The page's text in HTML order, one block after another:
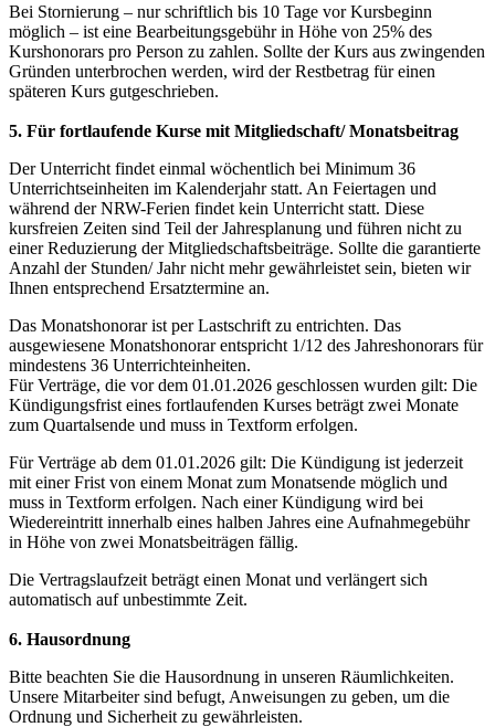
Bei Stornierung – nur schriftlich bis 10 Tage vor Kursbeginn
möglich – ist eine Bearbeitungsgebühr in Höhe von 25% des
Kurshonorars pro Person zu zahlen. Sollte der Kurs aus zwingenden
Gründen unterbrochen werden, wird der Restbetrag für einen
späteren Kurs gutgeschrieben.
5. Für fortlaufende Kurse mit Mitgliedschaft/ Monatsbeitrag
Der Unterricht findet einmal wöchentlich bei Minimum 36
Unterrichtseinheiten im Kalenderjahr statt. An Feiertagen und
während der NRW-Ferien findet kein Unterricht statt. Diese
kursfreien Zeiten sind Teil der Jahresplanung und führen nicht zu
einer Reduzierung der Mitgliedschaftsbeiträge. Sollte die garantierte
Anzahl der Stunden/ Jahr nicht mehr gewährleistet sein, bieten wir
Ihnen entsprechend Ersatztermine an.
Das Monatshonorar ist per Lastschrift zu entrichten. Das
ausgewiesene Monatshonorar entspricht 1/12 des Jahreshonorars für
mindestens 36 Unterrichteinheiten.
Für Verträge, die vor dem 01.01.2026 geschlossen wurden gilt: Die
Kündigungsfrist eines fortlaufenden Kurses beträgt zwei Monate
zum Quartalsende und muss in Textform erfolgen.
Für Verträge ab dem 01.01.2026 gilt: Die Kündigung ist jederzeit
mit einer Frist von einem Monat zum Monatsende möglich und
muss in Textform erfolgen. Nach einer Kündigung wird bei
Wiedereintritt innerhalb eines halben Jahres eine Aufnahmegebühr
in Höhe von zwei Monatsbeiträgen fällig.
Die Vertragslaufzeit beträgt einen Monat und verlängert sich
automatisch auf unbestimmte Zeit.
6. Hausordnung
Bitte beachten Sie die Hausordnung in unseren Räumlichkeiten.
Unsere Mitarbeiter sind befugt, Anweisungen zu geben, um die
Ordnung und Sicherheit zu gewährleisten.